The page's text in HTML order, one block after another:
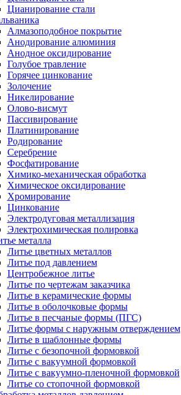
Цианирование стали
Алмазоподобное покрытие
Анодирование алюминия
Анодное оксидирование
Голубое травление
Горячее цинкование
Золочение
Никелирование
Олово-висмут
Пассивирование
Платинирование
Родирование
Серебрение
Фосфатирование
Химико-механическая обработка
Химическое оксидирование
Хромирование
Цинкование
Электродуговая металлизация
Электрохимическая полировка
металла
Литье цветных металлов
Литье под давлением
Центробежное литье
Литье по чертежам заказчика
Литье в керамические формы
Литье в оболочковые формы
Литье в песчаные формы (ПГС)
Литье формы с наружным отверждением
Литье в шаблонные формы
Литье с безопочной формовкой
Литье с вакуумной формовкой
Литье с вакуумно-пленочной формовкой
Литье со стопочной формовкой